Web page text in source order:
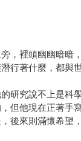
，裡頭幽幽暗暗
行著什麼，都與世
研究說不上是科
但他現在正著手
後來則滿懷希望